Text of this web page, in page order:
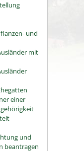
und
mit
einer
und
beantragen